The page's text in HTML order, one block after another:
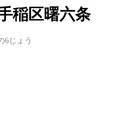
稲区曙六条
6じょう